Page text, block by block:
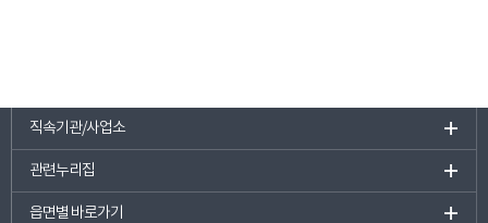
직속기관/사업소
관련누리집
읍면별 바로가기